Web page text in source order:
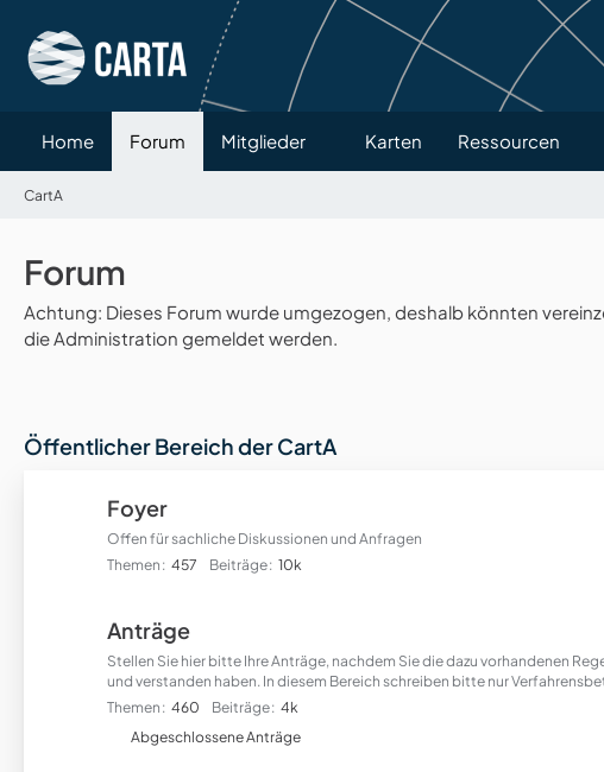
Home Forum Mitglieder Karten Ressourcen
CartA
Forum
Achtung: Dieses Forum wurde umgezogen, deshalb könnten
die Administration gemeldet werden.
Öffentlicher Bereich der CartA
Foyer
Offen für sachliche Diskussionen und Anfragen
Themen
457 Beiträge 10k
Anträge
Stellen Sie hier bitte Ihre Anträge, nachdem Sie die dazu vorhandenen
und verstanden haben. In diesem Bereich schreiben bitte nur
Themen
460 Beiträge 4k
Abgeschlossene Anträge